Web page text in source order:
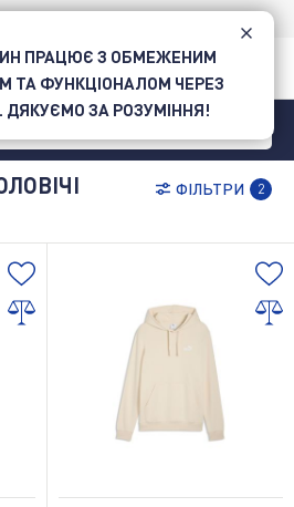
ФІЛЬТРИ 2
ПРАЦЮЄ З ОБМЕЖЕНИМ
ТА ФУНКЦІОНАЛОМ ЧЕРЕЗ
ДЯКУЄМО ЗА РОЗУМІННЯ!